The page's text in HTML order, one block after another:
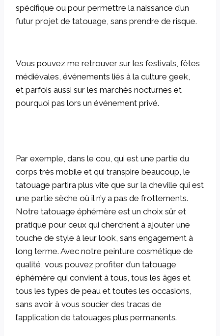
spécifique ou pour permettre la naissance d’un
futur projet de tatouage, sans prendre de risque.
Vous pouvez me retrouver sur les festivals, fêtes
médiévales, événements liés à la culture geek,
et parfois aussi sur les marchés nocturnes et
pourquoi pas lors un événement privé.
Par exemple, dans le cou, qui est une partie du
corps très mobile et qui transpire beaucoup, le
tatouage partira plus vite que sur la cheville qui est
une partie sèche où il n’y a pas de frottements.
Notre tatouage éphémère est un choix sûr et
pratique pour ceux qui cherchent à ajouter une
touche de style à leur look, sans engagement à
long terme. Avec notre peinture cosmétique de
qualité, vous pouvez profiter d’un tatouage
éphémère qui convient à tous, tous les âges et
tous les types de peau et toutes les occasions,
sans avoir à vous soucier des tracas de
l’application de tatouages plus permanents.